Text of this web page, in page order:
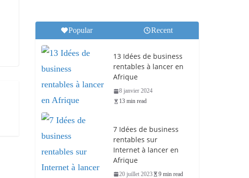
Popular Recent
13 Idées de business
rentables à lancer en
Afrique
8 janvier 2024
13 min read
7 Idées de business
rentables sur
Internet à lancer en
Afrique
20 juillet 2023 9 min read